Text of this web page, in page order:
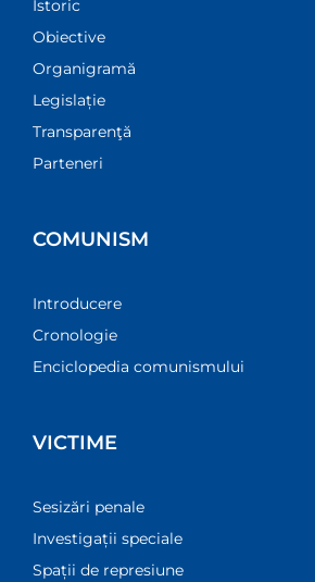
Istoric
Obiective
Organigramă
Legislație
Transparenţă
Parteneri
COMUNISM
Introducere
Cronologie
Enciclopedia comunismului
VICTIME
Sesizări penale
Investigații speciale
Spații de represiune